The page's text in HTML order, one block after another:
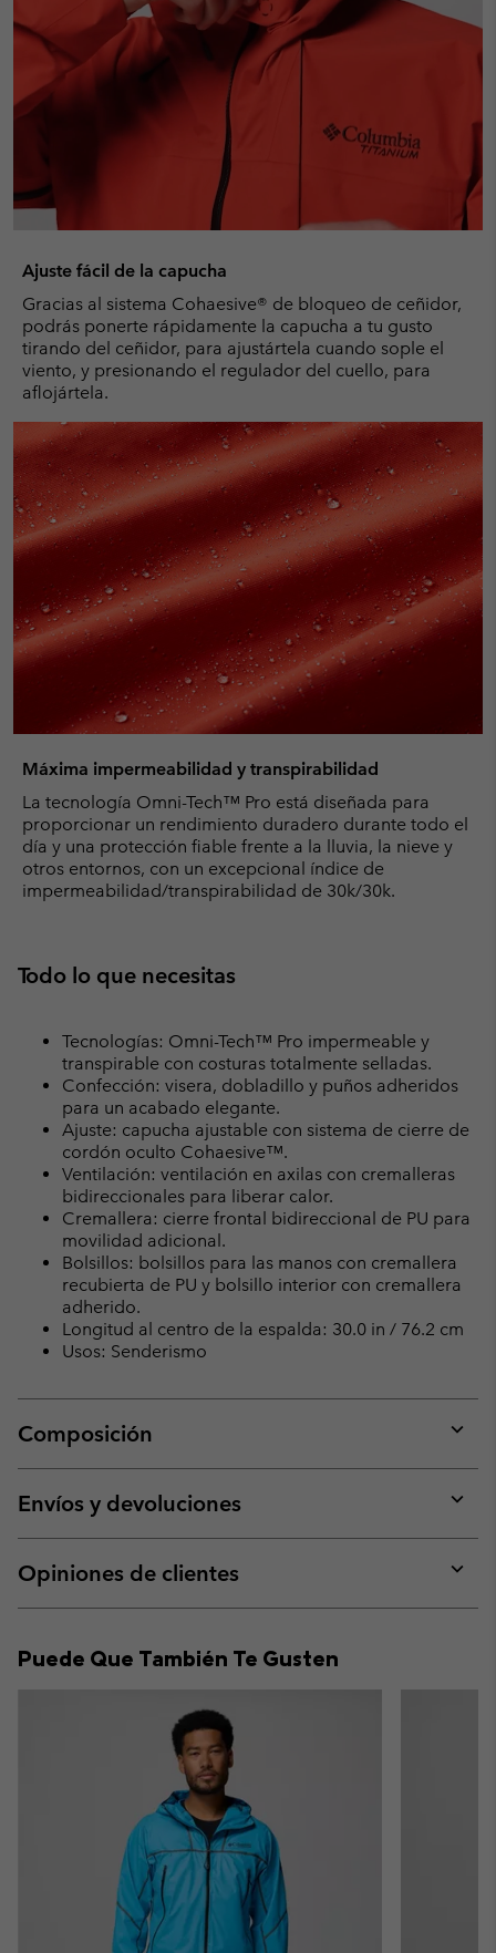
Ajuste fácil de la capucha
Gracias al sistema Cohaesive® de bloqueo de ceñidor,
podrás ponerte rápidamente la capucha a tu gusto
tirando del ceñidor, para ajustártela cuando sople el
viento, y presionando el regulador del cuello, para
aflojártela.
Máxima impermeabilidad y transpirabilidad
La tecnología Omni-Tech™ Pro está diseñada para
proporcionar un rendimiento duradero durante todo el
día y una protección fiable frente a la lluvia, la nieve y
otros entornos, con un excepcional índice de
impermeabilidad/transpirabilidad de 30k/30k.
Todo lo que necesitas
Tecnologías: Omni-Tech™ Pro impermeable y
transpirable con costuras totalmente selladas.
Confección: visera, dobladillo y puños adheridos
para un acabado elegante.
Ajuste: capucha ajustable con sistema de cierre de
cordón oculto Cohaesive™.
Ventilación: ventilación en axilas con cremalleras
bidireccionales para liberar calor.
Cremallera: cierre frontal bidireccional de PU para
movilidad adicional.
Bolsillos: bolsillos para las manos con cremallera
recubierta de PU y bolsillo interior con cremallera
adherido.
Longitud al centro de la espalda: 30.0 in / 76.2 cm
Usos: Senderismo
Composición
or
Envíos y devoluciones
or
Opiniones de clientes
or
Puede Que También Te Gusten